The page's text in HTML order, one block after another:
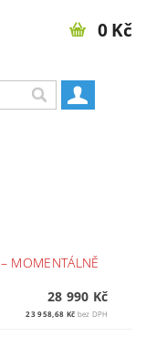
0 Kč
– MOMENTÁLNĚ
28 990 Kč
23 958,68 Kč bez DPH